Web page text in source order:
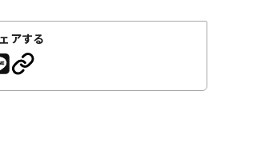
アする